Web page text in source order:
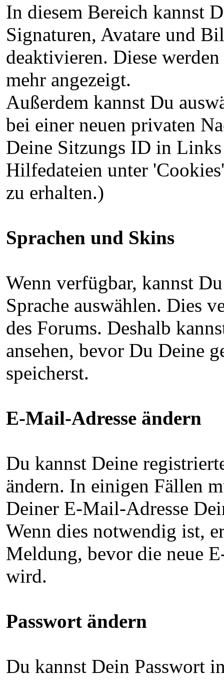
In diesem Bereich kannst
Signaturen, Avatare und
deaktivieren. Diese
mehr angezeigt.
Außerdem kannst Du
bei einer neuen privaten
Deine Sitzungs ID in
Hilfedateien unter
zu erhalten.)
Sprachen und Skins
Wenn verfügbar, kannst
Sprache auswählen. Dies
des Forums. Deshalb
ansehen, bevor Du Deine
speicherst.
E-Mail-Adresse ändern
Du kannst Deine
ändern. In einigen Fällen
Deiner E-Mail-Adresse
Wenn dies notwendig ist,
Meldung, bevor die neue
wird.
Passwort ändern
Du kannst Dein Passwort